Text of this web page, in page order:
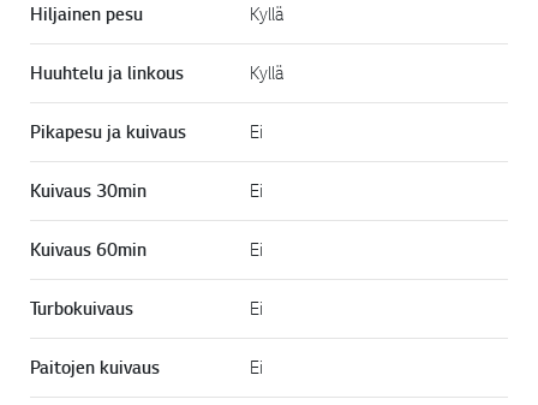
Hiljainen pesu Kyllä
Huuhtelu ja linkous Kyllä
Pikapesu ja kuivaus Ei
Kuivaus 30min Ei
Kuivaus 60min Ei
Turbokuivaus Ei
Paitojen kuivaus Ei